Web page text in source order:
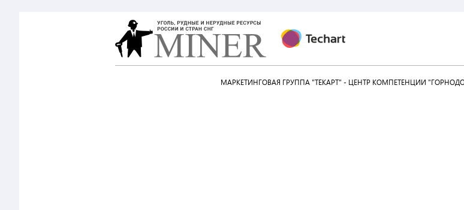
МАРКЕТИНГОВАЯ ГРУППА "ТЕКАРТ" - ЦЕНТР КОМПЕТЕНЦИИ